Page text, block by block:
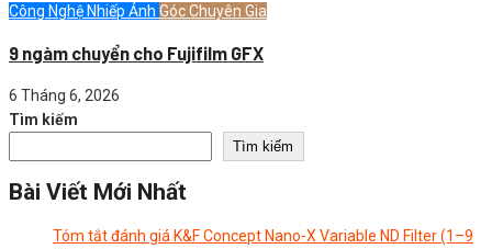
Công Nghệ Nhiếp Ảnh Góc Chuyên Gia
9 ngàm chuyển cho Fujifilm GFX
6 Tháng 6, 2026
Tìm kiếm
Tìm kiếm
Bài Viết Mới Nhất
Tóm tắt đánh giá K&F Concept Nano-X Variable ND Filter (1–9